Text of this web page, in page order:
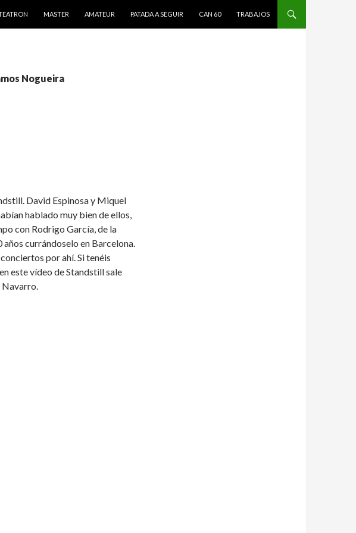
MASTER AMATEUR PATADA A SEGUIR CAN 60 TRABAJOS
Nogueira
David Espinosa y Miquel
hablado muy bien de ellos,
con Rodrigo García, de la
currándoselo en Barcelona.
por ahí. Si tenéis
este vídeo de Standstill sale
Navarro.